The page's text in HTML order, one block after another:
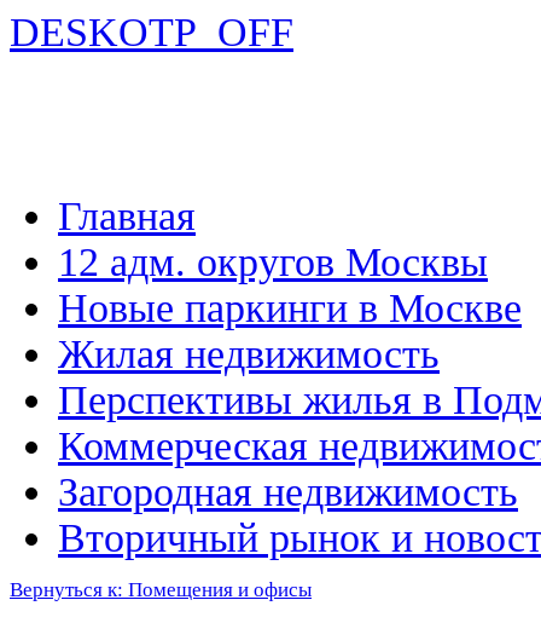
DESKOTP_OFF
Главная
12 адм. округов Москвы
Новые паркинги в Москве
Жилая недвижимость
Перспективы жилья в
Коммерческая
Загородная недвижимость
Вторичный рынок и
Вернуться к: Помещения и офисы